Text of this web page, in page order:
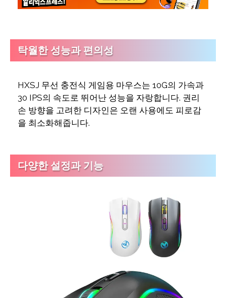
탁월한 성능과 편의성
HXSJ 무선 충전식 게임용 마우스는 10G의 가속과
30 IPS의 속도로 뛰어난 성능을 자랑합니다. 권리
손 방향을 고려한 디자인은 오랜 사용에도 피로감
을 최소화해줍니다.
다양한 설정과 기능